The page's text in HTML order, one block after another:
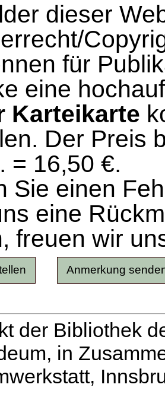
dieser
für
eine
Karteikarte
Der Preis
= 16,50 €.
Sie einen
eine
freuen wir
der Bibliothek
in